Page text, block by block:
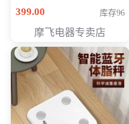
元
399.00 库存96
摩飞电器专卖店